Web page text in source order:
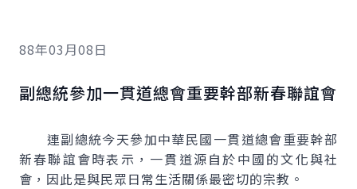
88年03月08日
副總統參加一貫道總會重要幹部新春聯誼會
連副總統今天參加中華民國一貫道總會重要幹部
新春聯誼會時表示，一貫道源自於中國的文化與社
會，因此是與民眾日常生活關係最密切的宗教。